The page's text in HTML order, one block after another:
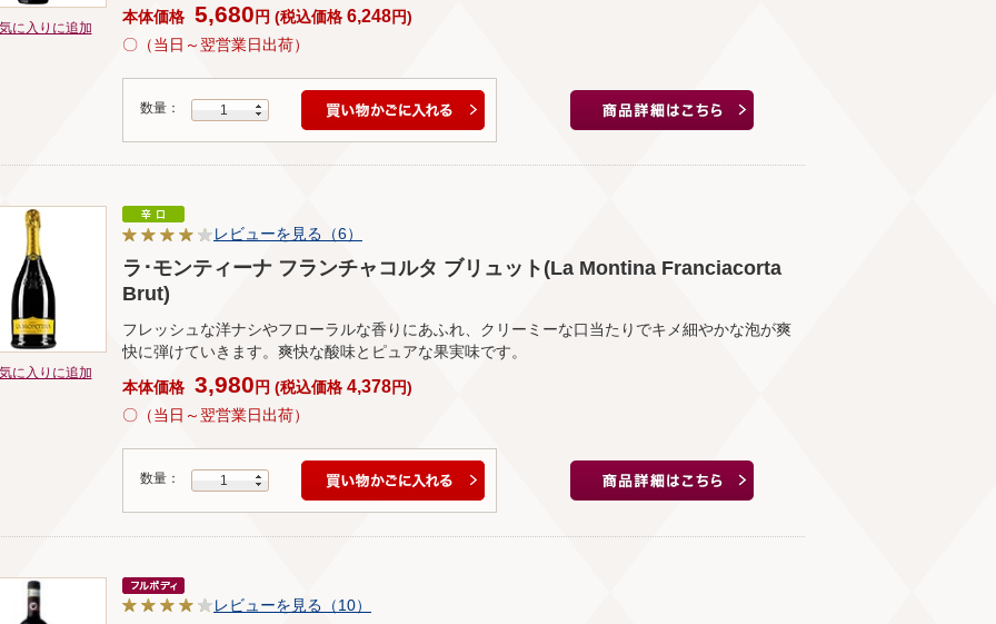
に入りに追加
本体価格 5,680 円 (税込価格 6,248円)
〇（当日～翌営業日出荷）
数量： 1
に入りに追加
レビューを見る（6）
ラ･モンティーナ フランチャコルタ ブリュット(La Montina Franciacorta
Brut)
フレッシュな洋ナシやフローラルな香りにあふれ、クリーミーな口当たりでキメ細やかな泡が爽
快に弾けていきます。爽快な酸味とピュアな果実味です。
本体価格 3,980 円 (税込価格 4,378円)
〇（当日～翌営業日出荷）
数量： 1
レビューを見る（10）